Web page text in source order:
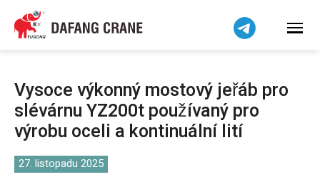
Vysoce výkonný mostový jeřáb pro
slévárnu YZ200t používaný pro
výrobu oceli a kontinuální lití
27. listopadu 2025
हिन्दी
Bahasa Indonesia
简体中文
বাংলা
فارسی
Pilipino